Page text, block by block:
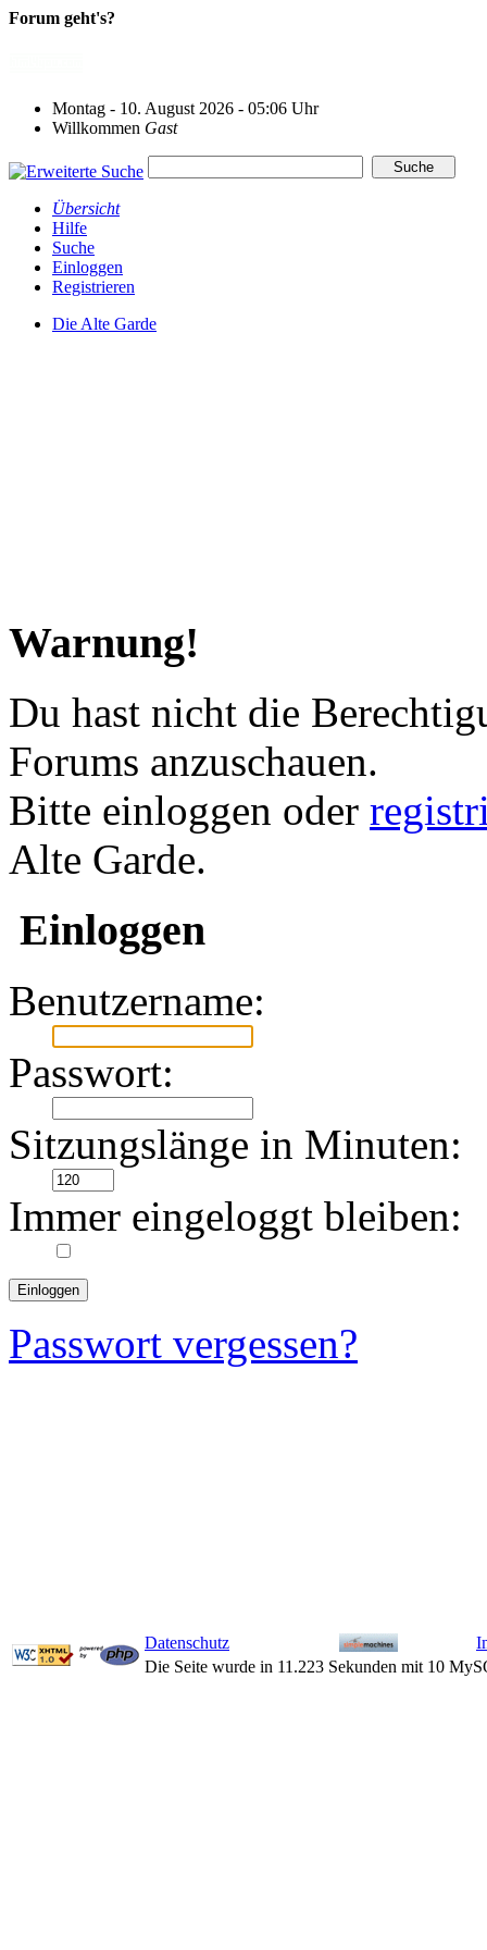
Forum geht's?
Montag - 10. August 2026 - 05:06 Uhr
Willkommen Gast
Übersicht
Hilfe
Suche
Einloggen
Registrieren
Die Alte Garde
Warnung!
Du hast nicht die
Forums anzuschauen.
Bitte einloggen oder
Alte Garde.
Einloggen
Benutzername:
Passwort:
Sitzungslänge in Minuten:
Immer eingeloggt bleiben:
Passwort vergessen?
Datenschutz
Die Seite wurde in 11.223 Sekunden mit 10